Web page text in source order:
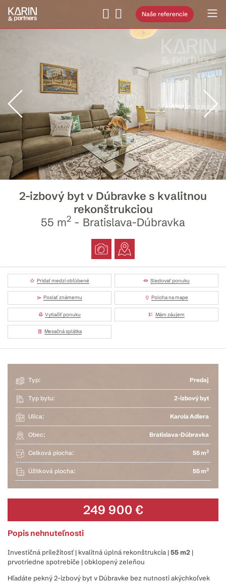
Naše referencie
2-izbový byt v Dúbravke s kvalitnou
rekonštrukciou
55 m2 - Bratislava-Dúbravka
Pridať medzi obľúbené Sledovať ponuku
Poslať známemu Poloha na mape
Vytlačiť ponuku Mám záujem
Mesačná splátka
Typ: Predaj
Typ bytu: 2-izbový byt
Ulica: Karola Adlera
Obec: Bratislava-Dúbravka
Celková plocha: 55 m2
Úžitková plocha: 55 m2
249 900 €
Popis nehnuteľnosti
Investičná príležitosť | kvalitná úplná rekonštrukcia |55 m2 |
prvotriedne spotrebiče | obklopený zeleňou
Hľadáte pekný 2-izbový byt v Dúbravke bez nutnosti akýchkoľvek